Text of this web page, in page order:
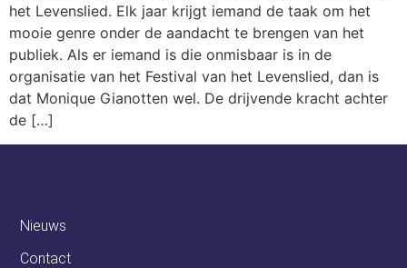
het Levenslied. Elk jaar krijgt iemand de taak om het
mooie genre onder de aandacht te brengen van het
publiek. Als er iemand is die onmisbaar is in de
organisatie van het Festival van het Levenslied, dan is
dat Monique Gianotten wel. De drijvende kracht achter
de […]
Nieuws
Contact